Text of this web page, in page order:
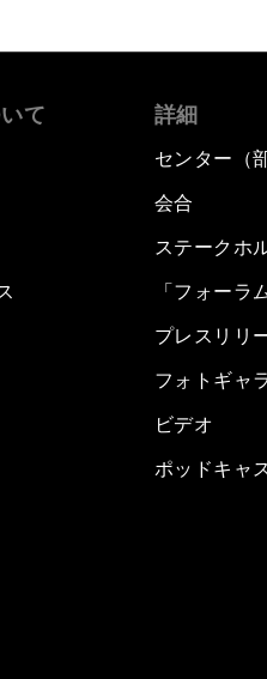
て 詳細
センター（
会合
ステークホ
「フォーラ
プレスリリ
フォトギャ
ビデオ
ポッドキャ